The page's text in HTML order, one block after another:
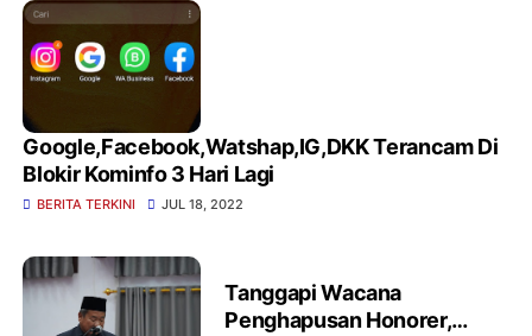
Google,Facebook,Watshap,IG,DKK Terancam Di
Blokir Kominfo 3 Hari Lagi
BERITA TERKINI JUL 18, 2022
Tanggapi Wacana
Penghapusan Honorer,